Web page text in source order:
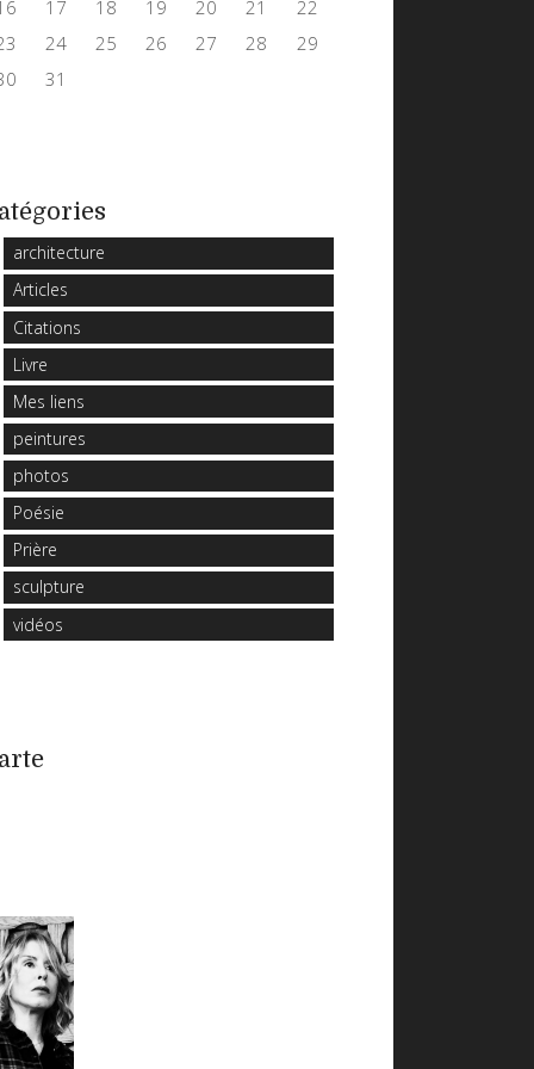
17 18 19 20 21
22
24 25 26 27 28
29
31
architecture
Articles
Citations
Livre
Mes liens
peintures
photos
Poésie
Prière
sculpture
vidéos